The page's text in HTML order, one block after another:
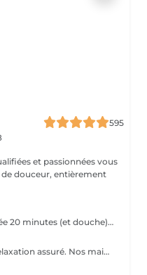
595
et passionnées vous
douceur, entièrement
Un gommage du corps d'une durée 20 minutes (et douche) +Un massage relaxant Californien 90 minutes
Un moment d'hydratation et de relaxation assuré. Nos mains expertes vont vous assurer la pression nécessaires pour un massage du corps réussi.